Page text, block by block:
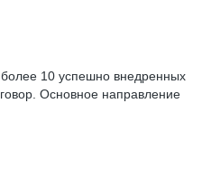
более 10 успешно внедренных
Основное направление